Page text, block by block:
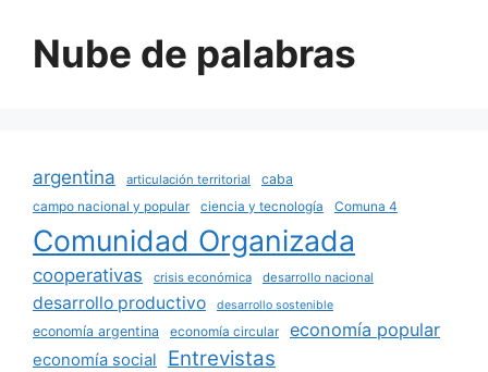
Nube de palabras
argentina articulación territorial
caba
campo nacional y popular
ciencia y tecnología Comuna 4
Comunidad Organizada
cooperativas crisis económica desarrollo nacional
desarrollo productivo desarrollo sostenible
economía argentina economía circular economía popular
economía social Entrevistas